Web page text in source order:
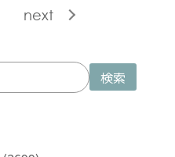
next
検索